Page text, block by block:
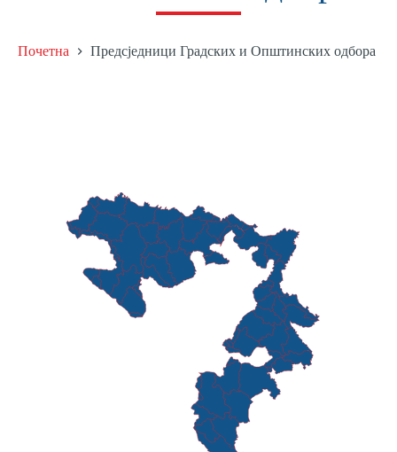
Почетна Предсједници Градских и Општинских одбора